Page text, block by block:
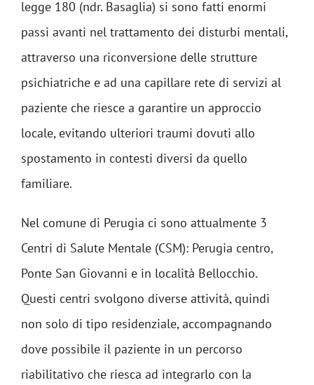
legge 180 (ndr. Basaglia) si sono fatti enormi
passi avanti nel trattamento dei disturbi mentali,
attraverso una riconversione delle strutture
psichiatriche e ad una capillare rete di servizi al
paziente che riesce a garantire un approccio
locale, evitando ulteriori traumi dovuti allo
spostamento in contesti diversi da quello
familiare.
Nel comune di Perugia ci sono attualmente 3
Centri di Salute Mentale (CSM): Perugia centro,
Ponte San Giovanni e in località Bellocchio.
Questi centri svolgono diverse attività, quindi
non solo di tipo residenziale, accompagnando
dove possibile il paziente in un percorso
riabilitativo che riesca ad integrarlo con la